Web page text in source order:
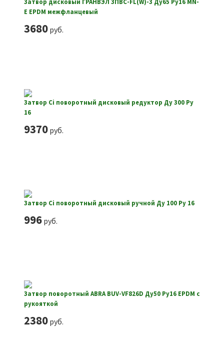
E EPDM межфланцевый
3680руб.
Затвор Ci поворотный дисковый редуктор Ду 300 Ру
16
9370руб.
Затвор Ci поворотный дисковый ручной Ду 100 Ру 16
996руб.
Затвор поворотный ABRA BUV-VF826D Ду50 Ру16 EPDM с
рукояткой
2380руб.